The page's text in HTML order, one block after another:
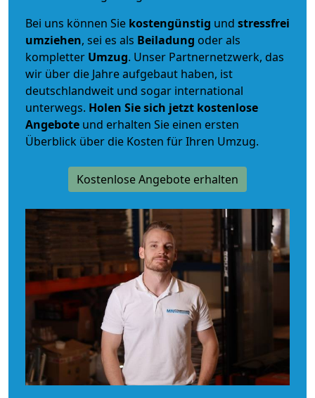
Bei uns können Sie kostengünstig und stressfrei
umziehen, sei es als Beiladung oder als
kompletter Umzug. Unser Partnernetzwerk, das
wir über die Jahre aufgebaut haben, ist
deutschlandweit und sogar international
unterwegs. Holen Sie sich jetzt kostenlose
Angebote und erhalten Sie einen ersten
Überblick über die Kosten für Ihren Umzug.
Kostenlose Angebote erhalten